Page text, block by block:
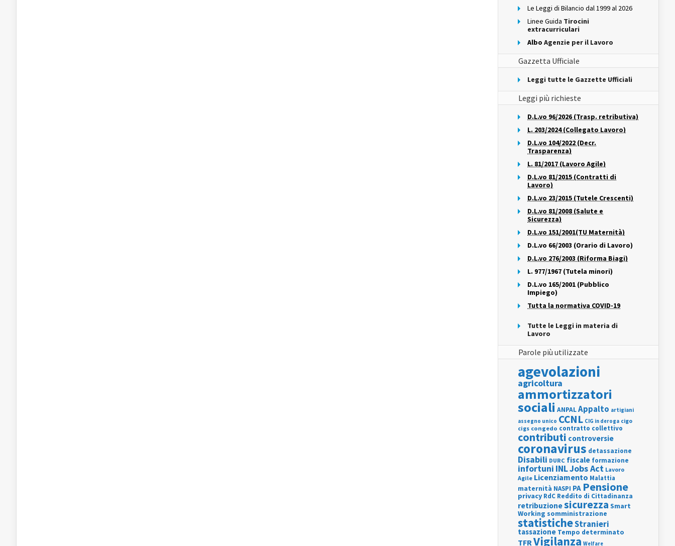
Le Leggi di Bilancio dal 1999 al 2026
Linee Guida Tirocini
extracurriculari
Albo Agenzie per il Lavoro
Gazzetta Ufficiale
Leggi tutte le Gazzette Ufficiali
Leggi più richieste
D.L.vo 96/2026 (Trasp. retributiva)
L. 203/2024 (Collegato Lavoro)
D.L.vo 104/2022 (Decr.
Trasparenza)
L. 81/2017 (Lavoro Agile)
D.L.vo 81/2015 (Contratti di
Lavoro)
D.L.vo 23/2015 (Tutele Crescenti)
D.L.vo 81/2008 (Salute e
Sicurezza)
D.L.vo 151/2001(TU Maternità)
D.L.vo 66/2003 (Orario di Lavoro)
D.L.vo 276/2003 (Riforma Biagi)
L. 977/1967 (Tutela minori)
D.L.vo 165/2001 (Pubblico
Impiego)
Tutta la normativa COVID-19
Tutte le Leggi in materia di
Lavoro
Parole più utilizzate
agevolazioni
agricoltura
ammortizzatori
sociali ANPALAppalto artigiani
assegno unico CCNL CIG in deroga cigo
cigs congedo contratto collettivo
contributi controversie
coronavirus detassazione
Disabili DURC fiscale formazione
infortuni INLJobs Act Lavoro
Agile Licenziamento Malattia
maternità NASPI PA Pensione
privacy RdC Reddito di Cittadinanza
retribuzionesicurezza Smart
Working somministrazione
statisticheStranieri
tassazione Tempo determinato
TFRVigilanza Welfare